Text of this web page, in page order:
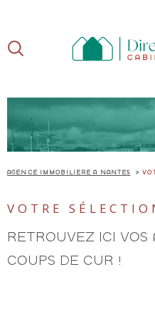
recherche
menu
principal
contenu
AGENCE IMMOBILIÈRE À NANTES
VOTRE
RETROUVEZ ICI
COUPS DE CUR !